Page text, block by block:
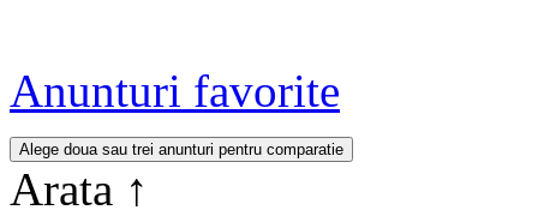
Anunturi favorite
Arata ↑